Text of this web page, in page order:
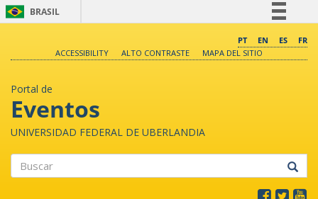
BRASIL
Comunica BR
PT EN ES
FR
ACCESSIBILITY
ALTO CONTRASTE MAPA DEL SITIO
Portal de
Eventos
UNIVERSIDAD FEDERAL DE UBERLANDIA